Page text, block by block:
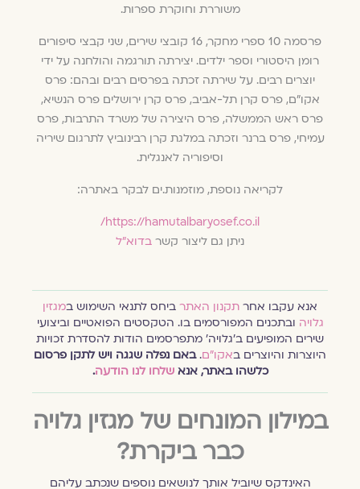
משוררת וחוקרת ספרות.
פרסמה 10 ספרי מחקר, 16 קובצי שירים, שני קבצי סיפורים
רומן היסטורי וספר ילדים. יצירתה תורגמה והולחנה על ידי
יוצרים רבים. על שירתה זכתה בפרסים רבים ובהם: פרס
אקו"ם, פרס קרן תל-אביב, פרס קרן ירושלים פרס הנשיא,
פרס ראש הממשלה, פרס היצירה של משרד התרבות, פרס
עמיחי, פרס ברנר וזכתה במלגת קרן רבינוביץ לתרגום שיריה
וסיפוריה לאנגלית.
לקריאה נוספת, מוזמנות.ים לבקר באתרה:
https://hamutalbaryosef.co.il/
ניתן גם ליצור קשרבדוא"ל
אנא עקבו אחרתקנון האתרביחס לתנאי השימוש ב מגזין
גלויהובתכנים המפורסמים בו. הטקסטים הפואטיים וביצועי
שירים המופיעים ב׳גלויה׳ מתפרסמים הודות להסדרת זכויות
היוצרות והיוצרים ב אקו״ם.באם נפלה שגגה ויש לתקן פרסום
כלשהו באתר, אנאשלחו לנו הודעה.
במילון המונחים של מגזין גלויה
כבר ביקרת?
האינדקס שיוביל אותך לנושאים נוספים שנכתב עליהם